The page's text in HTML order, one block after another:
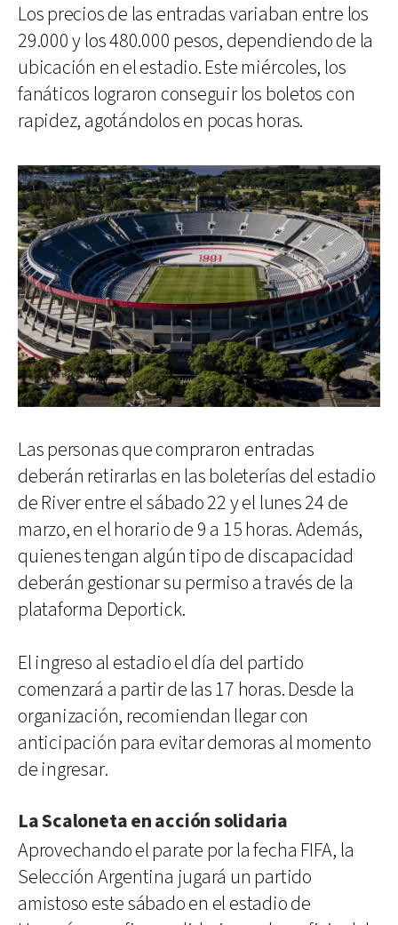
Los precios de las entradas variaban entre los
29.000 y los 480.000 pesos, dependiendo de la
ubicación en el estadio. Este miércoles, los
fanáticos lograron conseguir los boletos con
rapidez, agotándolos en pocas horas.
Las personas que compraron entradas
deberán retirarlas en las boleterías del estadio
de River entre el sábado 22 y el lunes 24 de
marzo, en el horario de 9 a 15 horas. Además,
quienes tengan algún tipo de discapacidad
deberán gestionar su permiso a través de la
plataforma Deportick.
El ingreso al estadio el día del partido
comenzará a partir de las 17 horas. Desde la
organización, recomiendan llegar con
anticipación para evitar demoras al momento
de ingresar.
La Scaloneta en acción solidaria
Aprovechando el parate por la fecha FIFA, la
Selección Argentina jugará un partido
amistoso este sábado en el estadio de